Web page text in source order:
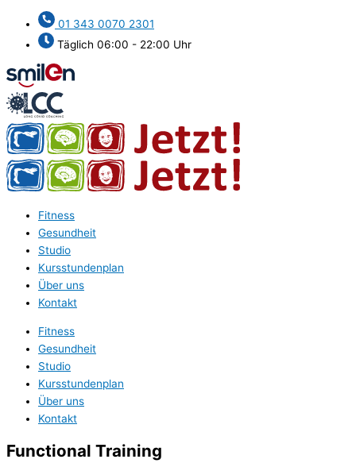
Inhalt
springen
01 343 0070 2301
Täglich 06:00 - 22:00 Uhr
Fitness
Gesundheit
Studio
Kursstundenplan
Über uns
Kontakt
Fitness
Gesundheit
Studio
Kursstundenplan
Über uns
Kontakt
Functional Training